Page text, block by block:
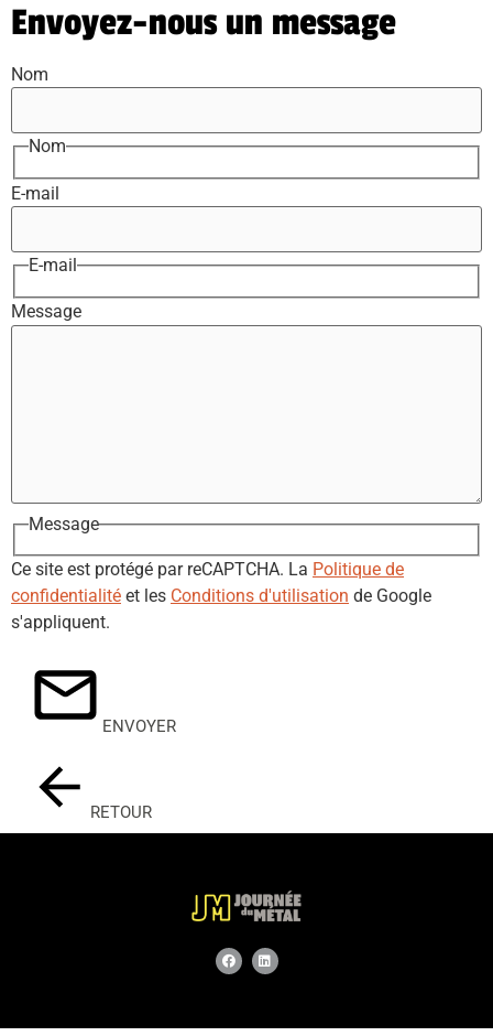
Envoyez-nous un message
Nom
Nom
E-mail
E-mail
Message
Message
Ce site est protégé par reCAPTCHA. La Politique de
confidentialité et les Conditions d'utilisation de Google
s'appliquent.
ENVOYER
RETOUR